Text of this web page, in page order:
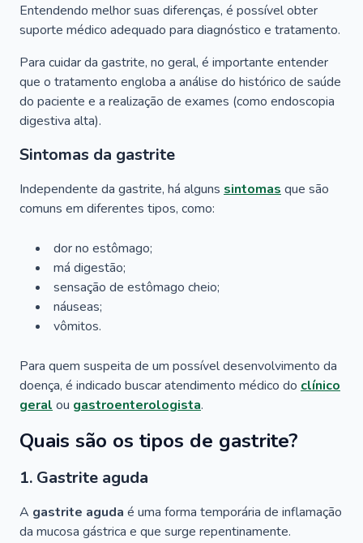
Entendendo melhor suas diferenças, é possível obter
suporte médico adequado para diagnóstico e tratamento.
Para cuidar da gastrite, no geral, é importante entender
que o tratamento engloba a análise do histórico de saúde
do paciente e a realização de exames (como endoscopia
digestiva alta).
Sintomas da gastrite
Independente da gastrite, há alguns sintomasque são
comuns em diferentes tipos, como:
dor no estômago;
má digestão;
sensação de estômago cheio;
náuseas;
vômitos.
Para quem suspeita de um possível desenvolvimento da
doença, é indicado buscar atendimento médico do clínico
geralou gastroenterologista.
Quais são os tipos de gastrite?
1. Gastrite aguda
A gastrite aguda é uma forma temporária de inflamação
da mucosa gástrica e que surge repentinamente.